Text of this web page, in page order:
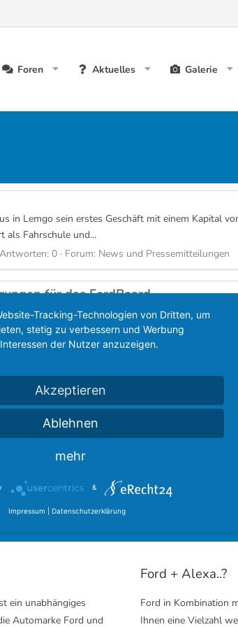
Foren Aktuelles Galerie
in Lemgo sein erstes Geschäft mit einem Kapital
als Fahrschule und...
Antworten: 0 Forum: News und Pressemitteilungen
für das FordBoard
Partner des FordBoard
vorbei und hinterlasst einen
Ford Cougar Forum
ein unabhängiges
Automarke Ford und
Ford + Alexa..?
Ford in Kombination
Ihnen eine Vielzahl
Tracking-Technologien von Dritten, um
stetig zu verbessern und Werbung
der Nutzer anzuzeigen.
Akzeptieren
Ablehnen
mehr
&
Impressum Datenschutzerklärung